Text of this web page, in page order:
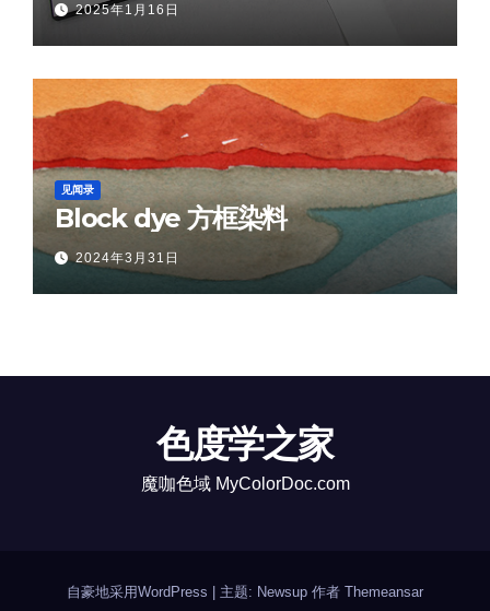
2025年1月16日
见闻录
Block dye 方框染料
2024年3月31日
色度学之家
魔咖色域 MyColorDoc.com
自豪地采用WordPress 主题: Newsup 作者 Themeansar